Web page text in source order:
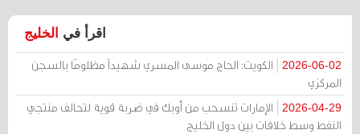
اقرأ في الخليج
2026-06-02
الكويت: الحاج موسى المسري شهيداً مظلومًا بالسجن
المركزي
2026-04-29
الإمارات تنسحب من أوبك في ضربة قوية لتحالف منتجي
النفط وسط خلافات بين دول الخليج